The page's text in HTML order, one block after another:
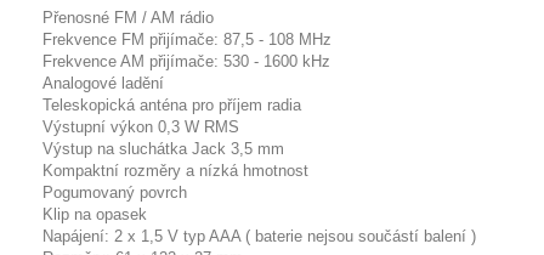
Přenosné FM / AM rádio
Frekvence FM přijímače: 87,5 - 108 MHz
Frekvence AM přijímače: 530 - 1600 kHz
Analogové ladění
Teleskopická anténa pro příjem radia
Výstupní výkon 0,3 W RMS
Výstup na sluchátka Jack 3,5 mm
Kompaktní rozměry a nízká hmotnost
Pogumovaný povrch
Klip na opasek
Napájení: 2 x 1,5 V typ AAA ( baterie nejsou součástí balení )